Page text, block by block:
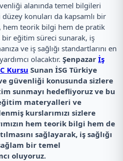
alanında temel bilgileri
konuları da kapsamlı bir
hem teorik bilgi hem de pratik
bir eğitim süreci sunarak, iş
ve iş sağlığı standartlarını en
olacaktır. Şenpazar İş
Kursu Sunan İSG Türkiye
ve güvenliği konusunda sizlere
sunmayı hedefliyoruz ve bu
materyalleri ve
kurslarımızı sizlere
hem teorik bilgi hem de
sağlayarak, iş sağlığı
bir temel
oluyoruz.